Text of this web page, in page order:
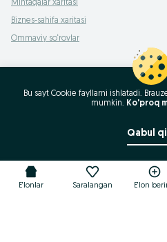
Mintaqalar xaritasi
Biznes-sahifa xaritasi
Ommaviy so‘rovlar
E'lonlar Saralangan E'lon
Bu sayt Cookie fayllarni ishlatadi.
mumkin. Ko'proq
Qabul